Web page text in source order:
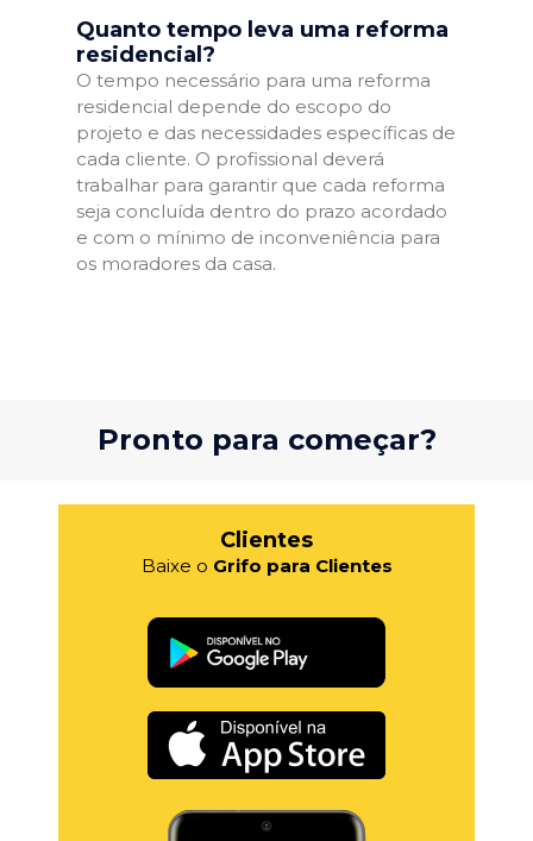
Quanto tempo leva uma reforma
residencial?
O tempo necessário para uma reforma
residencial depende do escopo do
projeto e das necessidades específicas de
cada cliente. O profissional deverá
trabalhar para garantir que cada reforma
seja concluída dentro do prazo acordado
e com o mínimo de inconveniência para
os moradores da casa.
Pronto para começar?
Clientes
Baixe o Grifo para Clientes